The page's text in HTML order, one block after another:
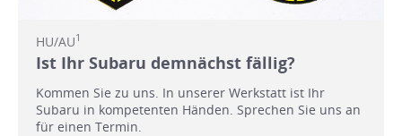
HU/AU1
Ist Ihr Subaru demnächst fällig?
Kommen Sie zu uns. In unserer Werkstatt ist Ihr
Subaru in kompetenten Händen. Sprechen Sie uns an
für einen Termin.